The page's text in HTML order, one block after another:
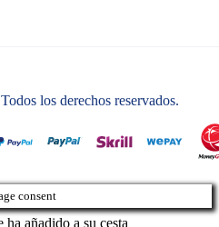
los derechos reservados.
consent
ha añadido a su cesta